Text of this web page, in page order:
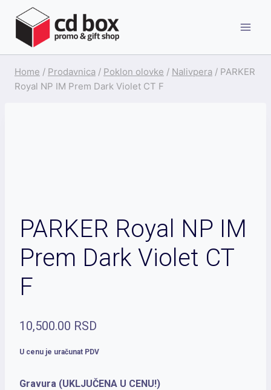
content
Home / Prodavnica / Poklon olovke / Nalivpera / PARKER
Royal NP IM Prem Dark Violet CT F
PARKER Royal NP IM
Prem Dark Violet CT
F
10,500.00 RSD
U cenu je uračunat PDV
Gravura (UKLJUČENA U CENU!)